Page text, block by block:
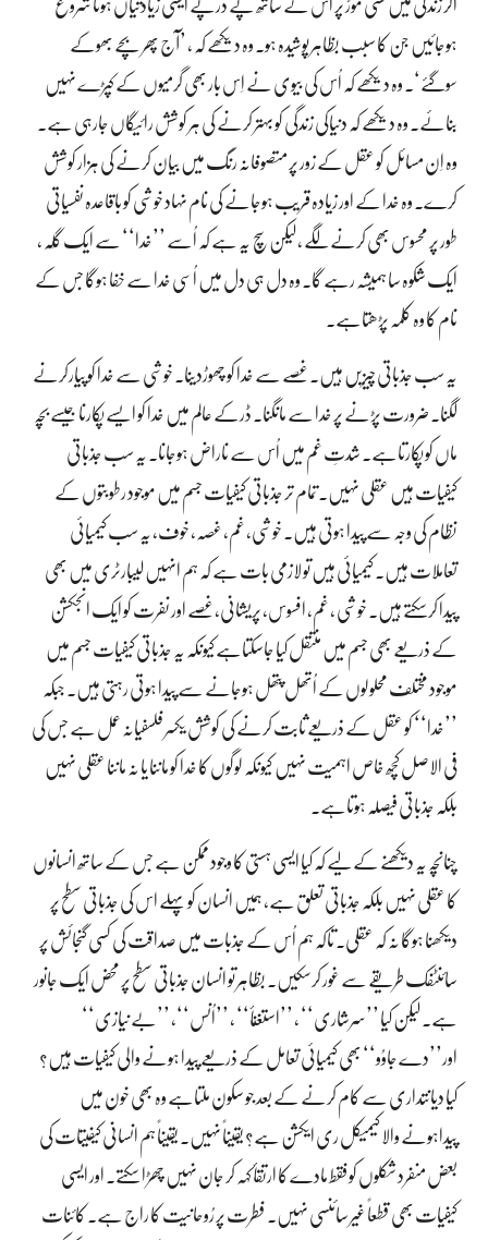
اگر زندگی میں کسی موڑ پر اس کے ساتھ پے درپے ایسی زیادتیاں ہونا شروع
ہوجائیں جن کا سبب بظاہر پوشیدہ ہو۔ وہ دیکھے کہ ، ’آج پھر بچے بھوکے
سوگئے‘۔ وہ دیکھے کہ اُس کی بیوی نے اِس بار بھی گرمیوں کے کپڑے نہیں
بنائے۔ وہ دیکھے کہ دنیاکی زندگی کو بہتر کرنے کی ہر کوشش رائیگاں جارہی ہے۔
وہ اِن مسائل کو عقل کے زور پر متصوفانہ رنگ میں بیان کرنے کی ہزار کوشش
کرے۔ وہ خدا کے اور زیادہ قریب ہوجانے کی نام نہاد خوشی کو باقاعدہ نفسیاتی
طور پر محسوس بھی کرنے لگے ، لیکن سچ یہ ہے کہ اُسے ’’خدا‘‘ سے ایک گِلہ ،
ایک شکوہ سا ہمیشہ رہے گا۔ وہ دل ہی دل میں اُسی خدا سے خفا ہوگا جس کے
نام کا وہ کلمہ پڑھتاہے۔
یہ سب جذباتی چیزیں ہیں۔ غصے سے خدا کو چھوڑدینا۔ خوشی سے خدا کو پیارکرنے
لگنا۔ ضرورت پڑنے پر خدا سے مانگنا۔ ڈرکے عالم میں خدا کو ایسے پکارنا جیسے بچہ
ماں کو پکارتاہے۔ شدتِ غم میں اُس سے ناراض ہوجانا۔ یہ سب جذباتی
کیفیات ہیں عقلی نہیں۔ تمام تر جذباتی کیفیات جسم میں موجود رطوبتوں کے
نظام کی وجہ سے پیدا ہوتی ہیں۔ خوشی، غم، غصہ، خوف، یہ سب کیمیائی
تعاملات ہیں۔ کیمیائی ہیں تو لازمی بات ہے کہ ہم انہیں لیبارٹری میں بھی
پیدا کرسکتے ہیں۔ خوشی ، غم، افسوس، پریشانی، غصے اور نفرت کو ایک انجکشن
کے ذریعے بھی جسم میں منتقل کیا جاسکتاہے کیونکہ یہ جذباتی کیفیات جسم میں
موجود مختلف محلولوں کے اُتھل پتھل ہوجانے سے پیدا ہوتی رہتی ہیں۔ جبکہ
’’خدا‘‘ کو عقل کے ذریعے ثابت کرنے کی کوشش یکسر فلسفیانہ عمل ہے جس کی
فی الاصل کچھ خاص اہمیت نہیں کیونکہ لوگوں کا خدا کو ماننا یا نہ ماننا عقلی نہیں
بلکہ جذباتی فیصلہ ہوتاہے۔
چنانچہ یہ دیکھنے کے لیے کہ کیا ایسی ہستی کا وجود ممکن ہے جس کے ساتھ انسانوں
کا عقلی نہیں بلکہ جذباتی تعلق ہے، ہمیں انسان کو پہلے اس کی جذباتی سطح پر
دیکھنا ہوگا نہ کہ عقلی۔ تاکہ ہم اُس کے جذبات میں صداقت کی کسی گنجائش پر
سائنٹفک طریقے سے غور کرسکیں۔ بظاہر تو انسان جذباتی سطح پر محض ایک جانور
ہے۔ لیکن کیا ’’سرشاری‘‘ ، ’’استغنأ‘‘ ، ’’اُنس‘‘، ’’بے نیازی‘‘
اور’’دے جاوُو‘‘ بھی کیمیائی تعامل کے ذریعے پیدا ہونے والی کیفیات ہیں؟
کیا دیانتداری سے کام کرنے کے بعد جو سکون ملتاہے وہ بھی خون میں
پیداہونے والا کیمیکل ری ایکشن ہے؟ یقیناً نہیں۔ یقیناً ہم انسانی کیفیتات کی
بعض منفرد شکلوں کو فقط مادے کا ارتقأ کہہ کر جان نہیں چھڑا سکتے۔ اور ایسی
کیفیات بھی قطعاً غیر سائنسی نہیں۔ فطرت پر رُوحانیت کا راج ہے۔ کائنات